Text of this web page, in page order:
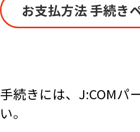
お支払方法 手続き
手続きには、J:COMパ
い。